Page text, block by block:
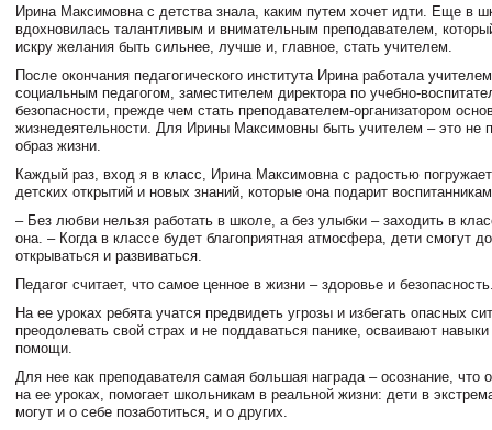
Ирина Максимовна с детства знала, каким путем хочет идти. Еще в
вдохновилась талантливым и внимательным преподавателем,
искру желания быть сильнее, лучше и, главное, стать учителем.
После окончания педагогического института Ирина работала
социальным педагогом, заместителем директора по учебно-
безопасности, прежде чем стать преподавателем-организатором
жизнедеятельности. Для Ирины Максимовны быть учителем – это не
образ жизни.
Каждый раз, вход я в класс, Ирина Максимовна с радостью
детских открытий и новых знаний, которые она подарит
– Без любви нельзя работать в школе, а без улыбки – заходить в
она. – Когда в классе будет благоприятная атмосфера, дети смогут
открываться и развиваться.
Педагог считает, что самое ценное в жизни – здоровье и
На ее уроках ребята учатся предвидеть угрозы и избегать опасных
преодолевать свой страх и не поддаваться панике, осваивают навыки
помощи.
Для нее как преподавателя самая большая награда – осознание, что
на ее уроках, помогает школьникам в реальной жизни: дети в
могут и о себе позаботиться, и о других.